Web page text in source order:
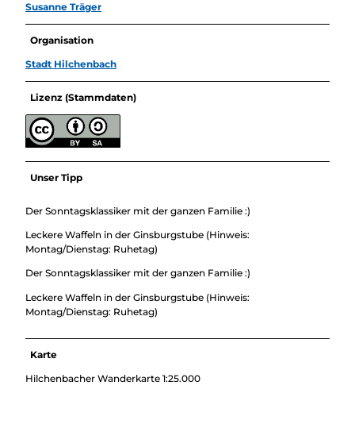
Susanne Träger
Organisation
Stadt Hilchenbach
Lizenz (Stammdaten)
Unser Tipp
Der Sonntagsklassiker mit der ganzen Familie :)
Leckere Waffeln in der Ginsburgstube (Hinweis:
Montag/Dienstag: Ruhetag)
Der Sonntagsklassiker mit der ganzen Familie :)
Leckere Waffeln in der Ginsburgstube (Hinweis:
Montag/Dienstag: Ruhetag)
Karte
Hilchenbacher Wanderkarte 1:25.000